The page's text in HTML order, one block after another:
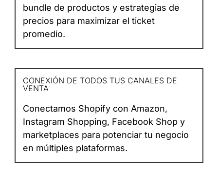
bundle de productos y estrategias de
precios para maximizar el ticket
promedio.
CONEXIÓN DE TODOS TUS CANALES DE
VENTA
Conectamos Shopify con Amazon,
Instagram Shopping, Facebook Shop y
marketplaces para potenciar tu negocio
en múltiples plataformas.